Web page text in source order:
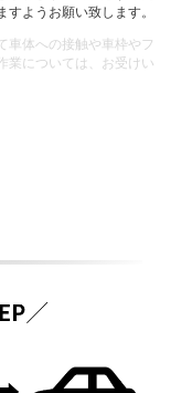
ようお願い致します。
車体への接触や車枠やフ
業については、お受けい